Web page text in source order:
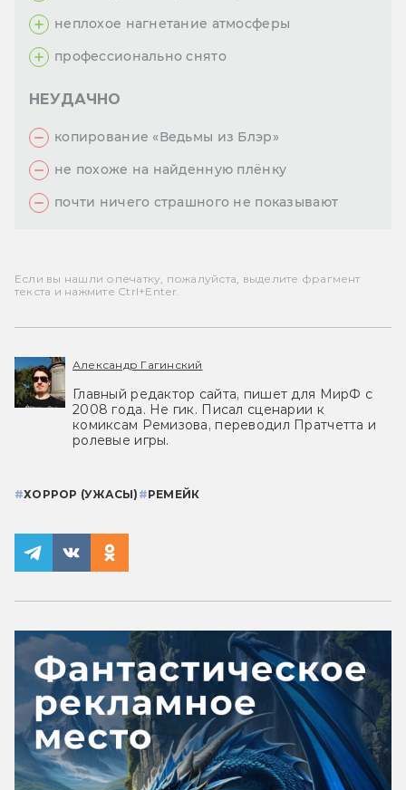
неплохое нагнетание атмосферы
профессионально снято
НЕУДАЧНО
копирование «Ведьмы из Блэр»
не похоже на найденную плёнку
почти ничего страшного не показывают
Если вы нашли опечатку, пожалуйста, выделите фрагмент
текста и нажмите Ctrl+Enter.
Александр Гагинский
Главный редактор сайта, пишет для МирФ с
2008 года. Не гик. Писал сценарии к
комиксам Ремизова, переводил Пратчетта и
ролевые игры.
#ХОРРОР (УЖАСЫ) #РЕМЕЙК